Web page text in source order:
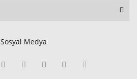
Sosyal Medya